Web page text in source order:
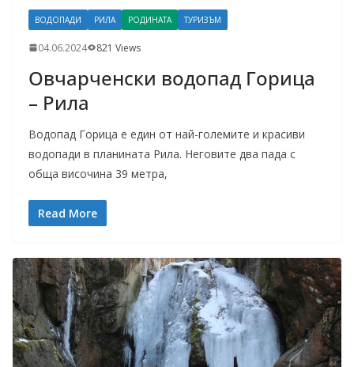
ВОДОПАДИ РИЛА РОДИНАТА ТУРИЗЪМ
04.06.2024 821 Views
Овчарченски водопад Горица
– Рила
Водопад Горица е един от най-големите и красиви
водопади в планината Рила. Неговите два пада с
обща височина 39 метра,
Read More